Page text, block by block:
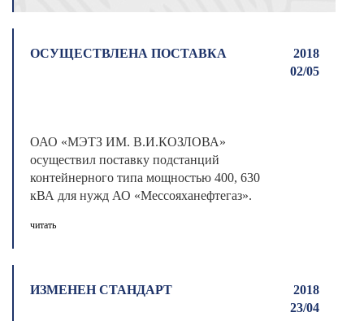
ОСУЩЕСТВЛЕНА ПОСТАВКА
2018
02/05
ОАО «МЭТЗ ИМ. В.И.КОЗЛОВА»
осуществил поставку подстанций
контейнерного типа мощностью 400, 630
кВА для нужд АО «Мессояханефтегаз».
читать
ИЗМЕНЕН СТАНДАРТ
2018
23/04